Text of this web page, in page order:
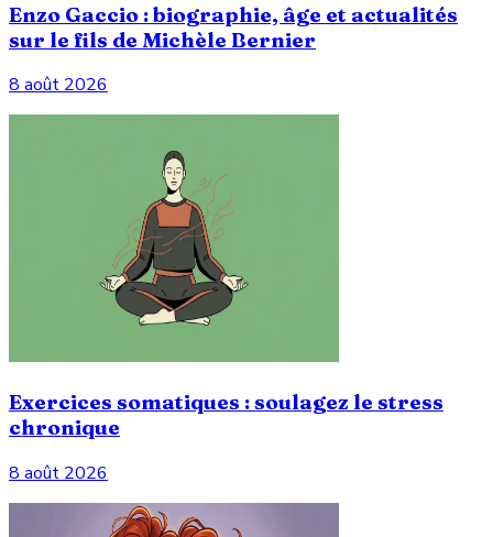
Enzo Gaccio : biographie, âge et actualités
sur le fils de Michèle Bernier
8 août 2026
Exercices somatiques : soulagez le stress
chronique
8 août 2026